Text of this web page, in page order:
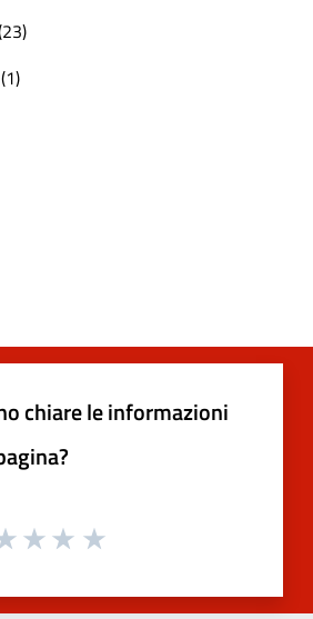
chiare le informazioni